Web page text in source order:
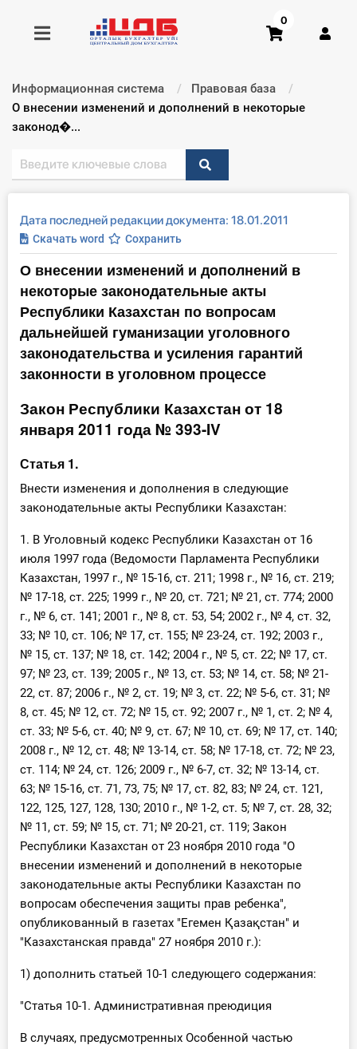
Получить консультацию
Главная ИС
Формы
Консультации
Правовая база
Библиотека бухгалтера
Инструменты
Вебинары
Справочник бухгалтера
Практика ИП
Кадры. Труд. Зарплата.
Учет по отраслям
Юридический помощник
Интернет-магазин
О Системе
Обучение
Тарифы
Тестирование для
0
Информационная система
Правовая база
Текущий:
О внесении изменений и дополнений в некоторые
законод�...
Дата последней редакции документа: 18.01.2011
Скачать word Сохранить
О внесении изменений и дополнений в
некоторые законодательные акты
Республики Казахстан по вопросам
дальнейшей гуманизации уголовного
законодательства и усиления гарантий
законности в уголовном процессе
Закон Республики Казахстан от 18
января 2011 года № 393-IV
Статья 1.
Внести изменения и дополнения в следующие
законодательные акты Республики Казахстан:
1. В Уголовный кодекс Республики Казахстан от 16
июля 1997 года (Ведомости Парламента Республики
Казахстан, 1997 г., № 15-16, ст. 211; 1998 г., № 16, ст. 219;
№ 17-18, ст. 225; 1999 г., № 20, ст. 721; № 21, ст. 774; 2000
г., № 6, ст. 141; 2001 г., № 8, ст. 53, 54; 2002 г., № 4, ст. 32,
33; № 10, ст. 106; № 17, ст. 155; № 23-24, ст. 192; 2003 г.,
№ 15, ст. 137; № 18, ст. 142; 2004 г., № 5, ст. 22; № 17, ст.
97; № 23, ст. 139; 2005 г., № 13, ст. 53; № 14, ст. 58; № 21-
22, ст. 87; 2006 г., № 2, ст. 19; № 3, ст. 22; № 5-6, ст. 31; №
8, ст. 45; № 12, ст. 72; № 15, ст. 92; 2007 г., № 1, ст. 2; № 4,
ст. 33; № 5-6, ст. 40; № 9, ст. 67; № 10, ст. 69; № 17, ст. 140;
2008 г., № 12, ст. 48; № 13-14, ст. 58; № 17-18, ст. 72; № 23,
ст. 114; № 24, ст. 126; 2009 г., № 6-7, ст. 32; № 13-14, ст.
63; № 15-16, ст. 71, 73, 75; № 17, ст. 82, 83; № 24, ст. 121,
122, 125, 127, 128, 130; 2010 г., № 1-2, ст. 5; № 7, ст. 28, 32;
№ 11, ст. 59; № 15, ст. 71; № 20-21, ст. 119; Закон
Республики Казахстан от 23 ноября 2010 года "О
внесении изменений и дополнений в некоторые
законодательные акты Республики Казахстан по
вопросам обеспечения защиты прав ребенка",
опубликованный в газетах "Егемен Қазақстан" и
"Казахстанская правда" 27 ноября 2010 г.):
1) дополнить статьей 10-1 следующего содержания:
"Статья 10-1. Административная преюдиция
В случаях, предусмотренных Особенной частью